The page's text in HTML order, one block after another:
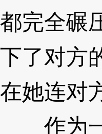
都完全碾
下了对方
在她连对
作为一